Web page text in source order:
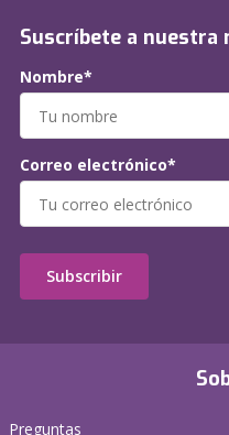
Preguntas
Suscríbete a nuestra
Nombre*
Correo electrónico*
Subscribir